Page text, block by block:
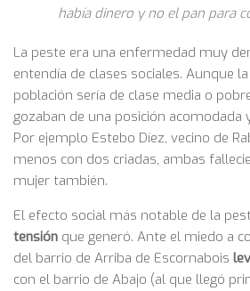
había dinero y no el pan para
La peste era una enfermedad muy
entendía de clases sociales. Aunque
población sería de clase media o
gozaban de una posición acomodada
Por ejemplo Estebo Díez, vecino de
menos con dos criadas, ambas
mujer también.
El efecto social más notable de la
tensión que generó. Ante el miedo a
del barrio de Arriba de Escornabois
con el barrio de Abajo (al que llegó